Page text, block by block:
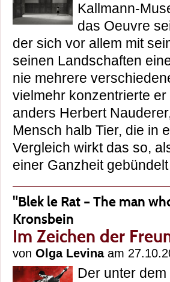
Kallmann-
das Oeuvre
der sich vor allem mit
seinen Landschaften
nie mehrere
vielmehr konzentrierte
anders Herbert
Mensch halb Tier, die in
Vergleich wirkt das so,
einer Ganzheit
"Blek le Rat – The man
Kronsbein
Im Zeichen der
von Olga Levinaam
Der unter